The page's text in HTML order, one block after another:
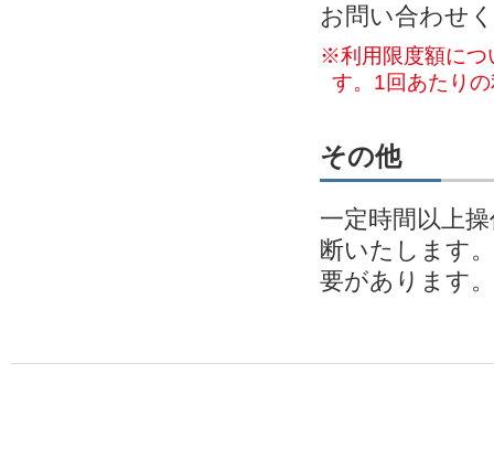
お問い合わせ
※利用限度額につ
す。1回あたり
その他
一定時間以上
断いたします
要があります。